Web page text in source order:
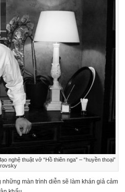
nghệ thuật vở “Hồ thiên nga” – “huyền thoại”
màn trình diễn sẽ làm khán giả cảm